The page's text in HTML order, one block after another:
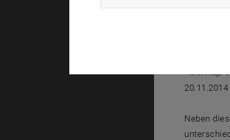
<link http:
BOKU
<link http:
20.11.2014
Neben